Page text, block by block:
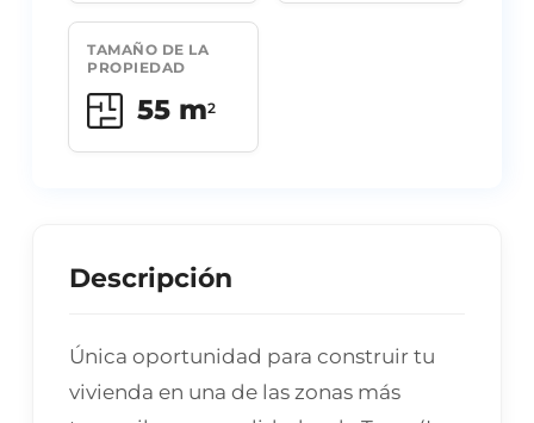
TAMAÑO DE LA
PROPIEDAD
55 m2
Descripción
Única oportunidad para construir tu
vivienda en una de las zonas más